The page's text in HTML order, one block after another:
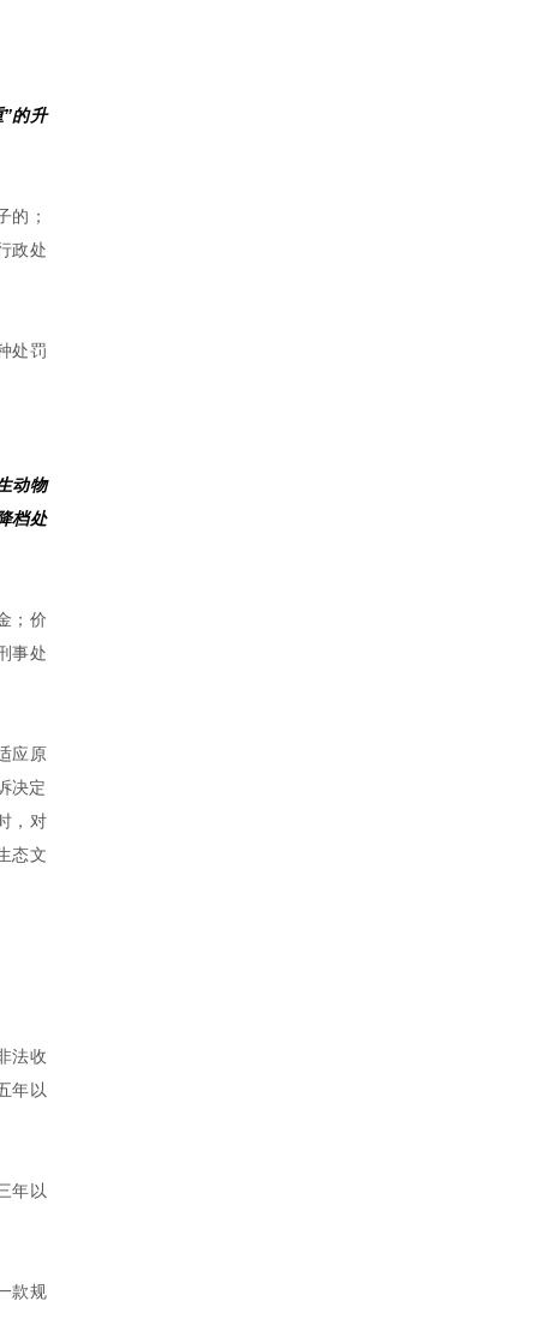
的升
的；
政处
处罚
动物
档处
；价
事处
应原
决定
，对
态文
法收
年以
年以
款规